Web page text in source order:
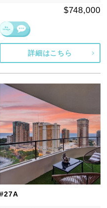
$748,000
詳細はこちら
#27A